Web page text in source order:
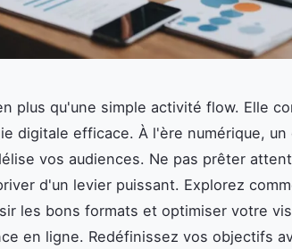
plus qu'une simple activité flow. Elle
digitale efficace. À l'ère numérique, un
vos audiences. Ne pas prêter
d'un levier puissant. Explorez
les bons formats et optimiser votre
en ligne. Redéfinissez vos objectifs